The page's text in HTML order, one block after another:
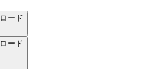
ード
ード